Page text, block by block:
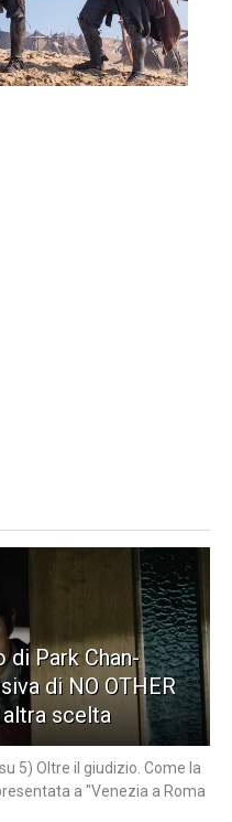
Park Chan-
di NO OTHER
altra scelta
Oltre il giudizio. Come la
a "Venezia a Roma